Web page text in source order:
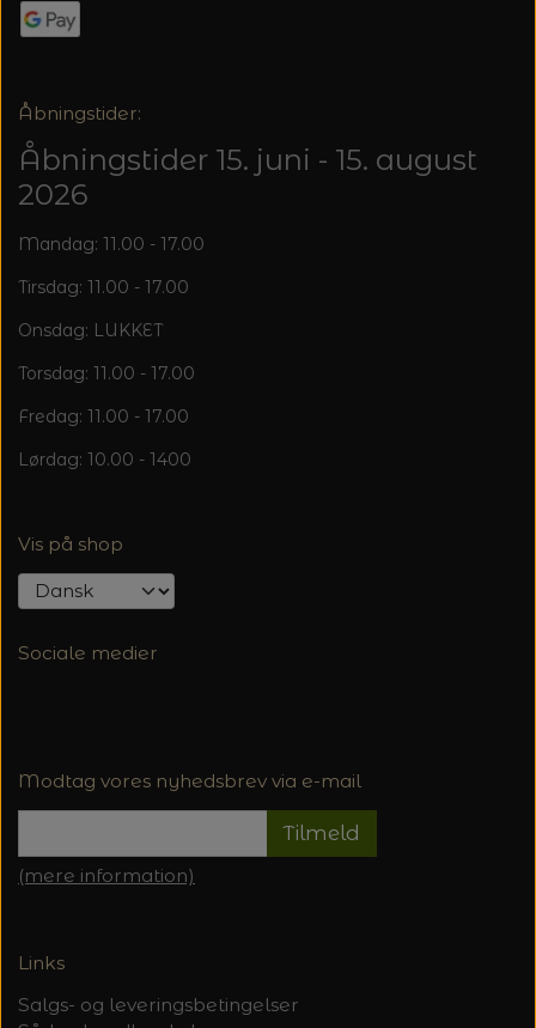
Åbningstider:
Åbningstider 15. juni - 15. august
2026
Mandag: 11.00 - 17.00
Tirsdag: 11.00 - 17.00
Onsdag: LUKKET
Torsdag: 11.00 - 17.00
Fredag: 11.00 - 17.00
Lørdag: 10.00 - 1400
Vis på shop
Sociale medier
Modtag vores nyhedsbrev via e-mail
Tilmeld
(mere information)
Links
Salgs- og leveringsbetingelser